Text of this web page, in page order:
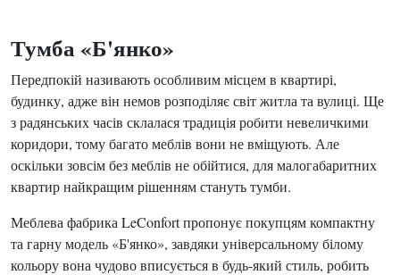
Тумба «Б'янко»
Передпокій називають особливим місцем в квартирі,
будинку, адже він немов розподіляє світ житла та вулиці. Ще
з радянських часів склалася традиція робити невеличкими
коридори, тому багато меблів вони не вміщують. Але
оскільки зовсім без меблів не обійтися, для малогабаритних
квартир найкращим рішенням стануть тумби.
Меблева фабрика LeConfort пропонує покупцям компактну
та гарну модель «Б'янко», завдяки універсальному білому
кольору вона чудово вписується в будь-який стиль, робить